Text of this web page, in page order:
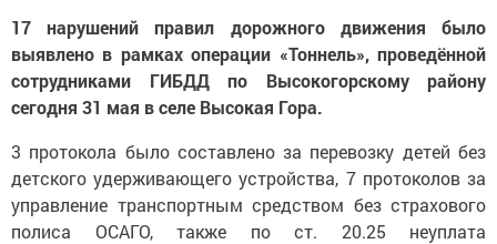
17 нарушений правил дорожного движения было
выявлено в рамках операции «Тоннель», проведённой
сотрудниками ГИБДД по Высокогорскому району
сегодня 31 мая в селе Высокая Гора.
3 протокола было составлено за перевозку детей без
детского удерживающего устройства, 7 протоколов за
управление транспортным средством без страхового
полиса ОСАГО, также по ст. 20.25 неуплата